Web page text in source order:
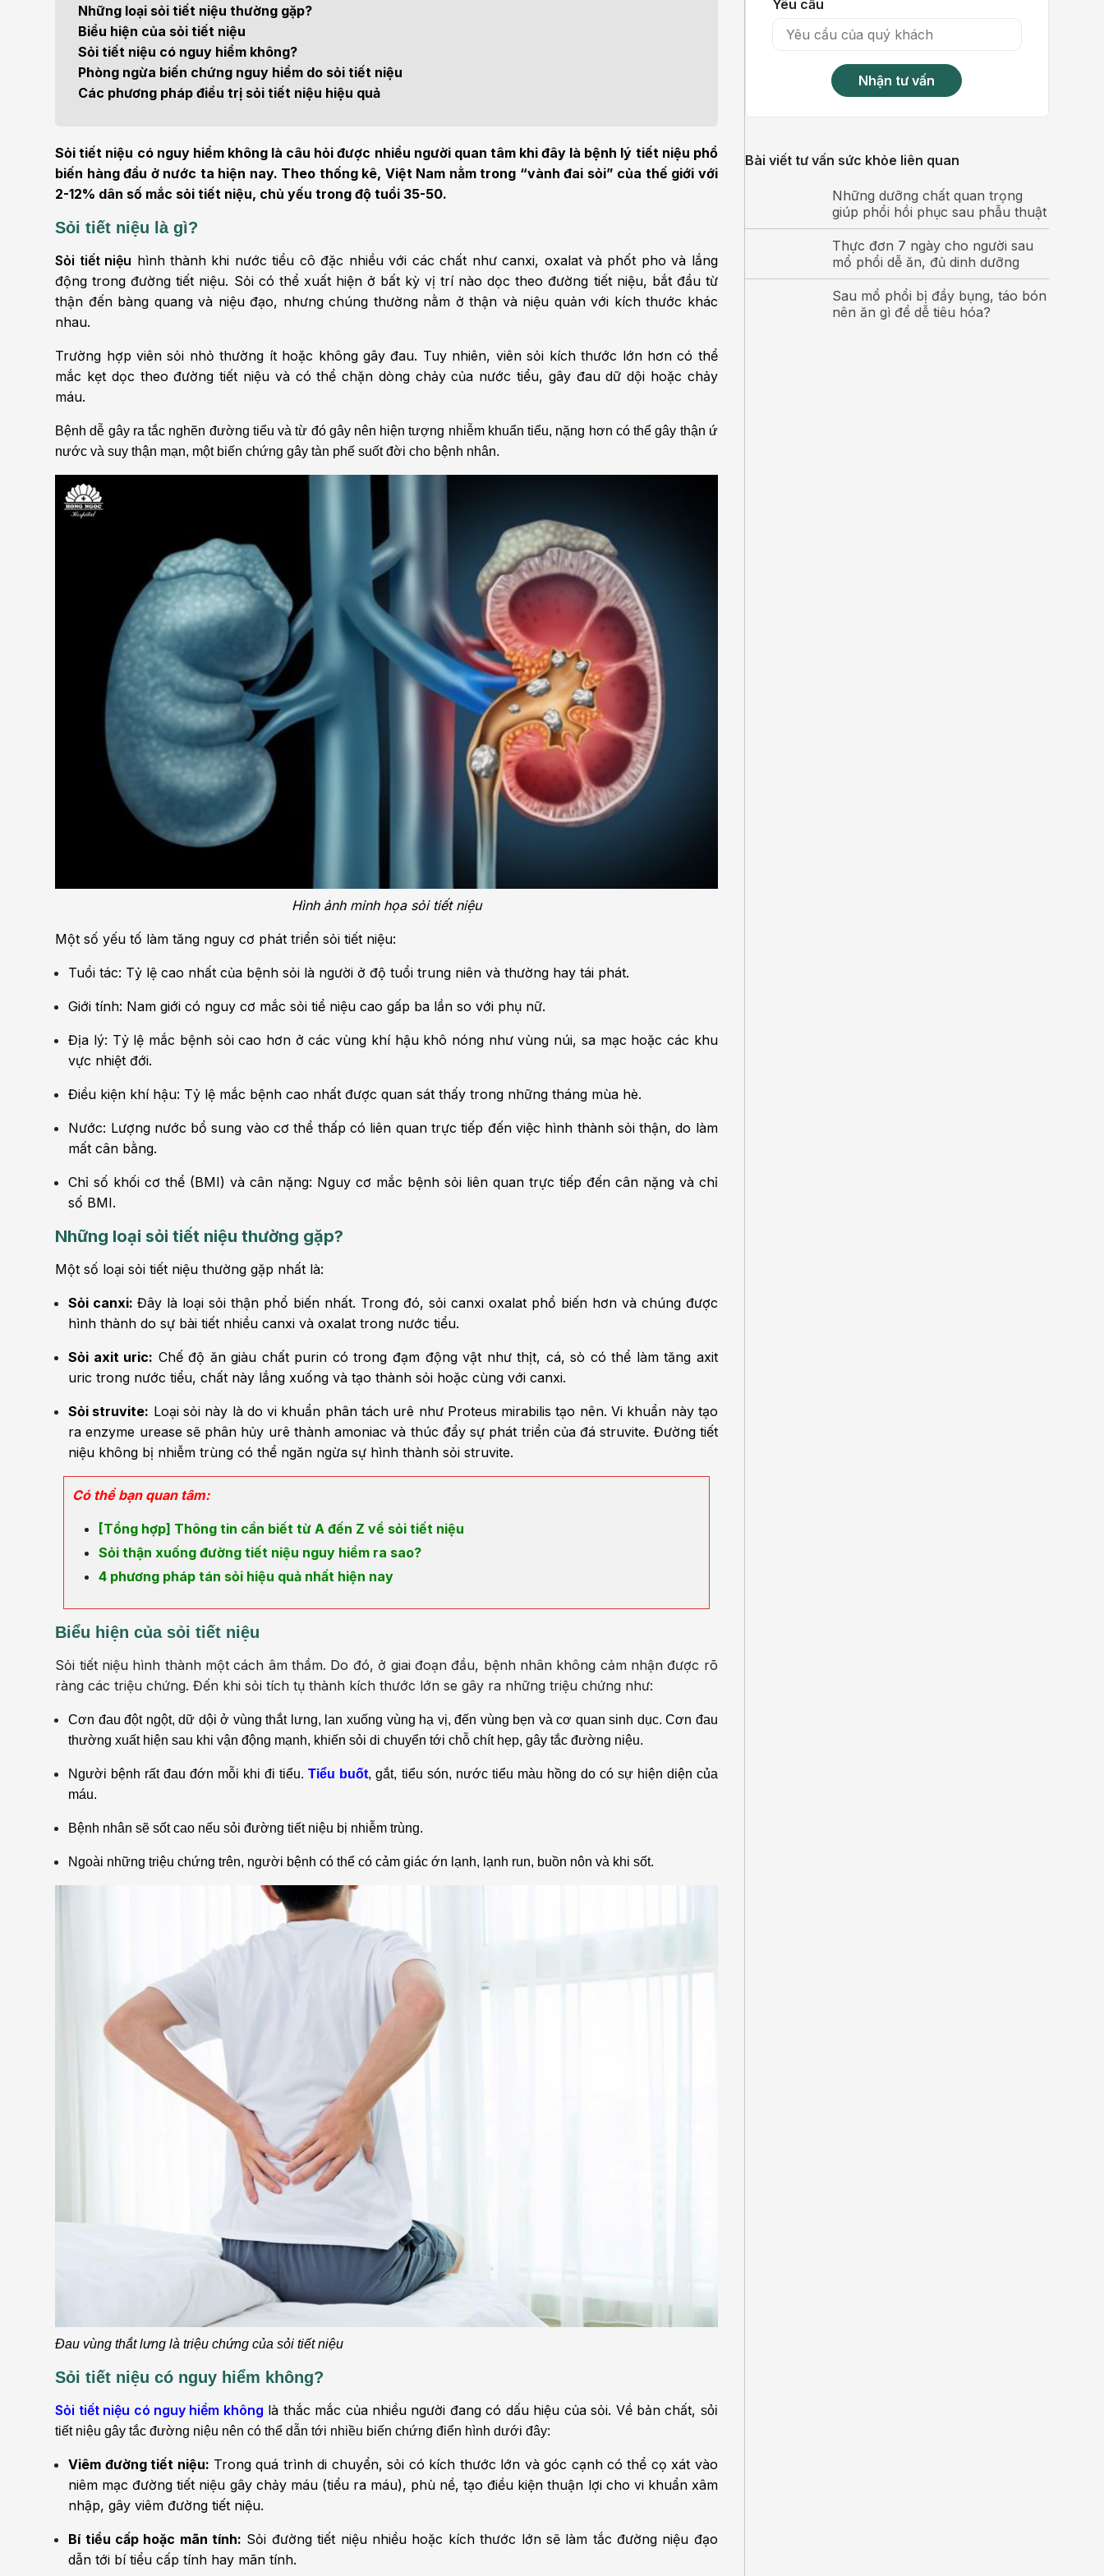
Thẩm mỹ
Tiêu hóa - Gan - Mật
Cấp cứu - Hồi sức tích
cực
Thận - Tiết niệu
chức năng
Chấn thương chỉnh hình
thần
Những loại sỏi tiết niệu thường gặp?
Biểu hiện của sỏi tiết niệu
Sỏi tiết niệu có nguy hiểm không?
Phòng ngừa biến chứng nguy hiểm do sỏi tiết niệu
Các phương pháp điều trị sỏi tiết niệu hiệu quả
Sỏi tiết niệu có nguy hiểm không là câu hỏi được nhiều người quan tâm khi đây là bệnh lý tiết niệu phổ
biến hàng đầu ở nước ta hiện nay. Theo thống kê, Việt Nam nằm trong “vành đai sỏi” của thế giới với
2-12% dân số mắc sỏi tiết niệu, chủ yếu trong độ tuổi 35-50.
Sỏi tiết niệu là gì?
Sỏi tiết niệu hình thành khi nước tiểu cô đặc nhiều với các chất như canxi, oxalat và phốt pho và lắng
động trong đường tiết niệu. Sỏi có thể xuất hiện ở bất kỳ vị trí nào dọc theo đường tiết niệu, bắt đầu từ
thận đến bàng quang và niệu đạo, nhưng chúng thường nằm ở thận và niệu quản với kích thước khác
nhau.
Trường hợp viên sỏi nhỏ thường ít hoặc không gây đau. Tuy nhiên, viên sỏi kích thước lớn hơn có thể
mắc kẹt dọc theo đường tiết niệu và có thể chặn dòng chảy của nước tiểu, gây đau dữ dội hoặc chảy
máu.
Bệnh dễ gây ra tắc nghẽn đường tiểu và từ đó gây nên hiện tượng nhiễm khuẩn tiểu, nặng hơn có thể gây thận ứ
nước và suy thận mạn, một biến chứng gây tàn phế suốt đời cho bệnh nhân.
Hình ảnh minh họa sỏi tiết niệu
Một số yếu tố làm tăng nguy cơ phát triển sỏi tiết niệu:
Tuổi tác: Tỷ lệ cao nhất của bệnh sỏi là người ở độ tuổi trung niên và thường hay tái phát.
Giới tính: Nam giới có nguy cơ mắc sỏi tiể niệu cao gấp ba lần so với phụ nữ.
Địa lý: Tỷ lệ mắc bệnh sỏi cao hơn ở các vùng khí hậu khô nóng như vùng núi, sa mạc hoặc các khu
vực nhiệt đới.
Điều kiện khí hậu: Tỷ lệ mắc bệnh cao nhất được quan sát thấy trong những tháng mùa hè.
Nước: Lượng nước bổ sung vào cơ thể thấp có liên quan trực tiếp đến việc hình thành sỏi thận, do làm
mất cân bằng.
Chỉ số khối cơ thể (BMI) và cân nặng: Nguy cơ mắc bệnh sỏi liên quan trực tiếp đến cân nặng và chỉ
số BMI.
Những loại sỏi tiết niệu thường gặp?
Một số loại sỏi tiết niệu thường gặp nhất là:
Sỏi canxi:Đây là loại sỏi thận phổ biến nhất. Trong đó, sỏi canxi oxalat phổ biến hơn và chúng được
hình thành do sự bài tiết nhiều canxi và oxalat trong nước tiểu.
Sỏi axit uric: Chế độ ăn giàu chất purin có trong đạm động vật như thịt, cá, sò có thể làm tăng axit
uric trong nước tiểu, chất này lắng xuống và tạo thành sỏi hoặc cùng với canxi.
Sỏi struvite: Loại sỏi này là do vi khuẩn phân tách urê như Proteus mirabilis tạo nên. Vi khuẩn này tạo
ra enzyme urease sẽ phân hủy urê thành amoniac và thúc đẩy sự phát triển của đá struvite. Đường tiết
niệu không bị nhiễm trùng có thể ngăn ngừa sự hình thành sỏi struvite.
Có thể bạn quan tâm:
[Tổng hợp] Thông tin cần biết từ A đến Z về sỏi tiết niệu
Sỏi thận xuống đường tiết niệu nguy hiểm ra sao?
4 phương pháp tán sỏi hiệu quả nhất hiện nay
Biểu hiện của sỏi tiết niệu
Sỏi tiết niệu hình thành một cách âm thầm. Do đó, ở giai đoạn đầu, bệnh nhân không cảm nhận được rõ
ràng các triệu chứng. Đến khi sỏi tích tụ thành kích thước lớn se gây ra những triệu chứng như:
Cơn đau đột ngột, dữ dội ở vùng thắt lưng, lan xuống vùng hạ vị, đến vùng bẹn và cơ quan sinh dục. Cơn đau
thường xuất hiện sau khi vận động mạnh, khiến sỏi di chuyển tới chỗ chít hẹp, gây tắc đường niệu.
Người bệnh rất đau đớn mỗi khi đi tiểu.Tiểu buốt, gắt, tiểu són, nước tiểu màu hồng do có sự hiện diện của
máu.
Bệnh nhân sẽ sốt cao nếu sỏi đường tiết niệu bị nhiễm trùng.
Ngoài những triệu chứng trên, người bệnh có thể có cảm giác ớn lạnh, lạnh run, buồn nôn và khi sốt.
Đau vùng thắt lưng là triệu chứng của sỏi tiết niệu
Sỏi tiết niệu có nguy hiểm không?
Sỏi tiết niệu có nguy hiểm không là thắc mắc của nhiều người đang có dấu hiệu của sỏi. Về bản chất, sỏi
tiết niệu gây tắc đường niệu nên có thể dẫn tới nhiều biến chứng điển hình dưới đây:
Viêm đường tiết niệu: Trong quá trình di chuyển, sỏi có kích thước lớn và góc cạnh có thể cọ xát vào
niêm mạc đường tiết niệu gây chảy máu (tiểu ra máu), phù nề, tạo điều kiện thuận lợi cho vi khuẩn xâm
nhập, gây viêm đường tiết niệu.
Bí tiểu cấp hoặc mãn tính: Sỏi đường tiết niệu nhiều hoặc kích thước lớn sẽ làm tắc đường niệu đạo
dẫn tới bí tiểu cấp tính hay mãn tính.
Yêu cầu
Nhận tư vấn
Bài viết tư vấn sức khỏe liên quan
Những dưỡng chất quan trọng
giúp phổi hồi phục sau phẫu thuật
Thực đơn 7 ngày cho người sau
mổ phổi dễ ăn, đủ dinh dưỡng
Sau mổ phổi bị đầy bụng, táo bón
nên ăn gì để dễ tiêu hóa?